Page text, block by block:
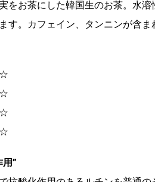
をお茶にした韓国生のお茶。水
す。カフェイン、タンニンが含ま
”